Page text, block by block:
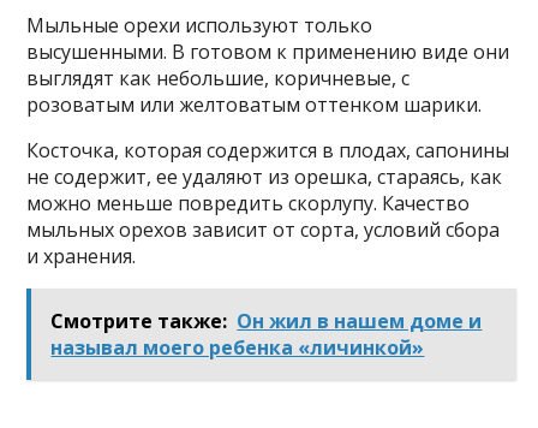
Мыльные орехи используют только
высушенными. В готовом к применению виде они
выглядят как небольшие, коричневые, с
розоватым или желтоватым оттенком шарики.
Косточка, которая содержится в плодах, сапонины
не содержит, ее удаляют из орешка, стараясь, как
можно меньше повредить скорлупу. Качество
мыльных орехов зависит от сорта, условий сбора
и хранения.
Смотрите также: Он жил в нашем доме и
называл моего ребенка «личинкой»